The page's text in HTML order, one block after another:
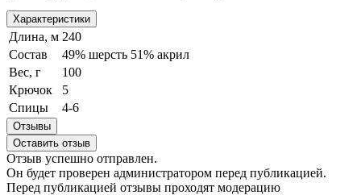
Характеристики
Длина, м 240
Состав
49% шерсть 51% акрил
Вес, г
100
Крючок
5
Спицы
4-6
Отзывы
Оставить отзыв
Отзыв успешно отправлен.
Он будет проверен администратором перед публикацией.
Перед публикацией отзывы проходят модерацию